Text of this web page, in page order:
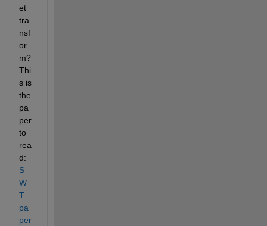
et
tra
nsf
or
m?
Thi
s is
the
pa
per
to
rea
d:
S
W
T
pa
per